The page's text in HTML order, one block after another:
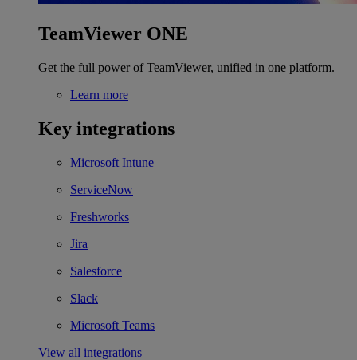
TeamViewer ONE
Get the full power of TeamViewer, unified in one platform.
Learn more
Key integrations
Microsoft Intune
ServiceNow
Freshworks
Jira
Salesforce
Slack
Microsoft Teams
View all integrations